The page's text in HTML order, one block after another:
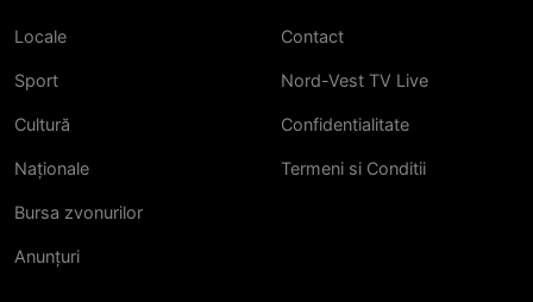
Locale
Sport
Cultură
Naționale
Bursa zvonurilor
Anunțuri
Contact
Nord-Vest TV Live
Confidentialitate
Termeni si Conditii